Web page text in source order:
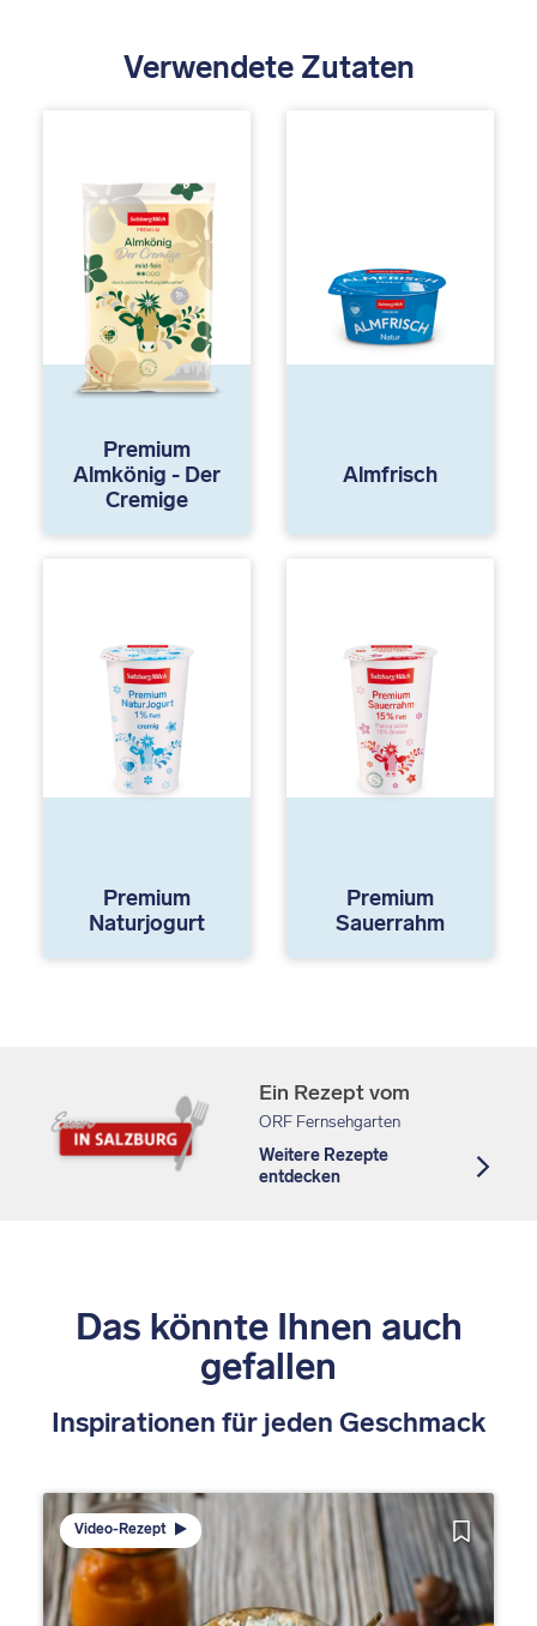
Verwendete Zutaten
Premium
Almkönig - Der
Cremige
Almfrisch
Premium
Naturjogurt
Premium
Sauerrahm
Ein Rezept vom
ORF Fernsehgarten
Weitere Rezepte
entdecken
Das könnte Ihnen auch
gefallen
Inspirationen für jeden Geschmack
Video-Rezept